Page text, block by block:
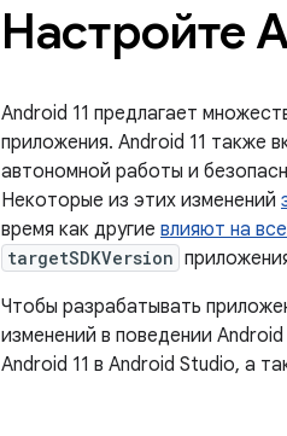
Настройте
Android 11 предлагает
приложения. Android 11 также
автономной работы и
Некоторые из этих изменений
время как другие влияют на
targetSDKVersion
Чтобы разрабатывать
изменений в поведении
Android 11 в Android Studio, а